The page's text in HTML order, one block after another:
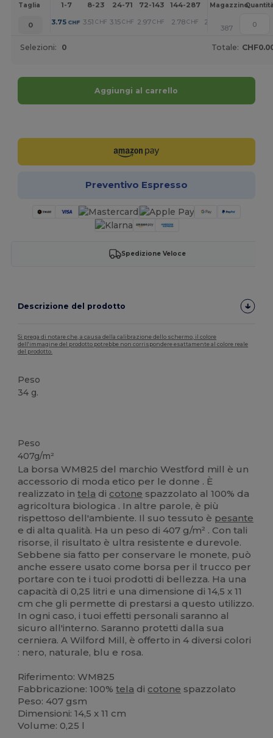
Taglia 1-7 8-23 24-71 72-143 144-287 288 + Altri
Magazzino
0 3.75 CHF 3.51 CHF 3.15 CHF 2.97 CHF 2.78 CHF 2.39
387
Selezioni: 0 Totale:
Aggiungi al carrello
Preventivo Espresso
Spedizione Veloce
Descrizione del prodotto
Si prega di notare che, a causa della calibrazione dello schermo, il colore
dell'immagine del prodotto potrebbe non corrispondere esattamente al colore reale
del prodotto.
Peso
34 g.
Peso
407g/m²
La borsa WM825 del marchio Westford mill è un
accessorio di moda etico per le donne . È
realizzato intela di cotone spazzolato al 100% da
agricoltura biologica . In altre parole, è più
rispettoso dell'ambiente. Il suo tessuto è pesante
e di alta qualità. Ha un peso di 407 g/m² . Con tali
risorse, il risultato è ultra resistente e durevole.
Sebbene sia fatto per conservare le monete, può
anche essere usato come borsa per il trucco per
portare con te i tuoi prodotti di bellezza. Ha una
capacità di 0,25 litri e una dimensione di 14,5 x 11
cm che gli permette di prestarsi a questo utilizzo.
In ogni caso, i tuoi effetti personali saranno al
sicuro all'interno. Saranno protetti dalla sua
cerniera. A Wilford Mill, è offerto in 4 diversi colori
: nero, naturale, blu e rosa.
Riferimento: WM825
Fabbricazione: 100%tela di cotone spazzolato
Peso: 407 gsm
Dimensioni: 14,5 x 11 cm
Volume: 0,25 l